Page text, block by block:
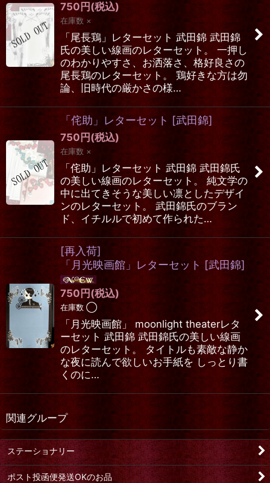
750 円 (税込)
在庫数 ×
「尾長鶏」レターセット 武田錦 武田錦
氏の美しい線画のレターセット。 一押し
のわかりやすさ、お洒落さ、格好良さの
尾長鶏のレターセット。 鶏好きな方は勿
論、旧時代の厳かさの様…
「侘助」レターセット [武田錦]
750 円 (税込)
在庫数 ×
「侘助」レターセット 武田錦 武田錦氏
の美しい線画のレターセット。 純文学の
中に出てきそうな美しい凛としたデザイ
ンのレターセット。 武田錦氏のブラン
ド、イチルルで初めて作られた…
[再入荷]
「月光映画館」レターセット [武田錦]
750 円 (税込)
在庫数 ◯
「月光映画館」 moonlight theaterレタ
ーセット 武田錦 武田錦氏の美しい線画
のレターセット。 タイトルも素敵な静か
な夜に読んで欲しいお手紙を しっとり書
くのに…
関連グループ
ステーショナリー
ポスト投函便発送OKのお品